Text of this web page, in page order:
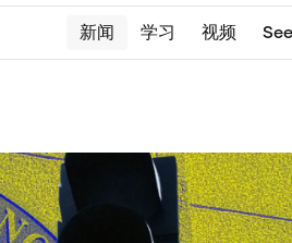
新闻 学习 视频